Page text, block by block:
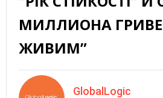
МИЛЛИОНА
ЖИВИМ”
GlobalLogic